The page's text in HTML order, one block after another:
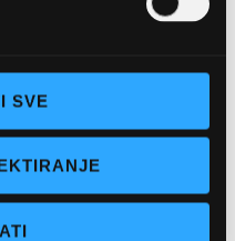
SVE
- 21h,